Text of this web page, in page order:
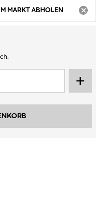
IM MARKT ABHOLEN